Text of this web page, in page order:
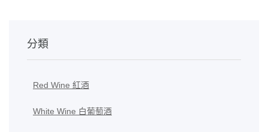
分類
Red Wine 紅酒
White Wine 白葡萄酒